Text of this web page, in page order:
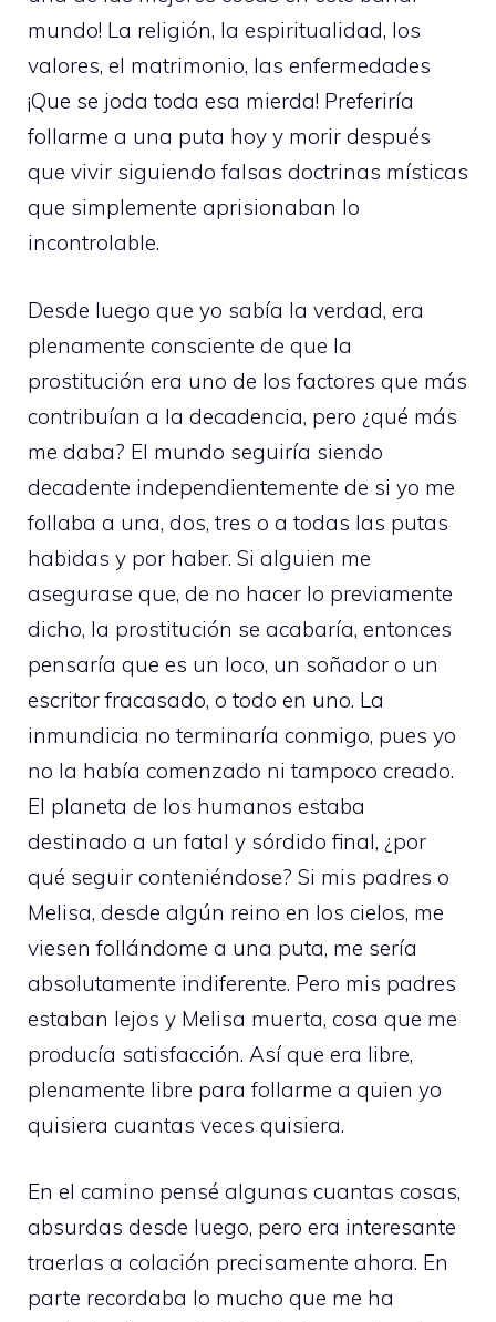
mundo! La religión, la espiritualidad, los
valores, el matrimonio, las enfermedades
¡Que se joda toda esa mierda! Preferiría
follarme a una puta hoy y morir después
que vivir siguiendo falsas doctrinas místicas
que simplemente aprisionaban lo
incontrolable.
Desde luego que yo sabía la verdad, era
plenamente consciente de que la
prostitución era uno de los factores que más
contribuían a la decadencia, pero ¿qué más
me daba? El mundo seguiría siendo
decadente independientemente de si yo me
follaba a una, dos, tres o a todas las putas
habidas y por haber. Si alguien me
asegurase que, de no hacer lo previamente
dicho, la prostitución se acabaría, entonces
pensaría que es un loco, un soñador o un
escritor fracasado, o todo en uno. La
inmundicia no terminaría conmigo, pues yo
no la había comenzado ni tampoco creado.
El planeta de los humanos estaba
destinado a un fatal y sórdido final, ¿por
qué seguir conteniéndose? Si mis padres o
Melisa, desde algún reino en los cielos, me
viesen follándome a una puta, me sería
absolutamente indiferente. Pero mis padres
estaban lejos y Melisa muerta, cosa que me
producía satisfacción. Así que era libre,
plenamente libre para follarme a quien yo
quisiera cuantas veces quisiera.
En el camino pensé algunas cuantas cosas,
absurdas desde luego, pero era interesante
traerlas a colación precisamente ahora. En
parte recordaba lo mucho que me ha